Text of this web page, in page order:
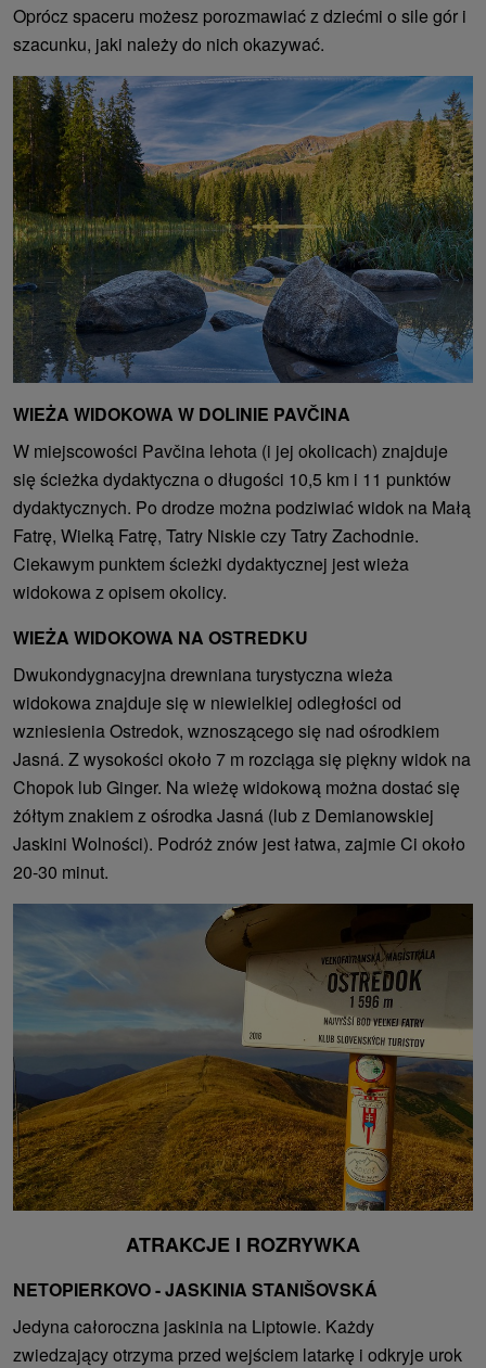
Oprócz spaceru możesz porozmawiać z dziećmi o sile gór i
szacunku, jaki należy do nich okazywać.
WIEŻA WIDOKOWA W DOLINIE PAVČINA
W miejscowości Pavčina lehota (i jej okolicach) znajduje
się ścieżka dydaktyczna o długości 10,5 km i 11 punktów
dydaktycznych. Po drodze można podziwiać widok na Małą
Fatrę, Wielką Fatrę, Tatry Niskie czy Tatry Zachodnie.
Ciekawym punktem ścieżki dydaktycznej jest wieża
widokowa z opisem okolicy.
WIEŻA WIDOKOWA NA OSTREDKU
Dwukondygnacyjna drewniana turystyczna wieża
widokowa znajduje się w niewielkiej odległości od
wzniesienia Ostredok, wznoszącego się nad ośrodkiem
Jasná. Z wysokości około 7 m rozciąga się piękny widok na
Chopok lub Ginger. Na wieżę widokową można dostać się
żółtym znakiem z ośrodka Jasná (lub z Demianowskiej
Jaskini Wolności). Podróż znów jest łatwa, zajmie Ci około
20-30 minut.
ATRAKCJE I ROZRYWKA
NETOPIERKOVO - JASKINIA STANIŠOVSKÁ
Jedyna całoroczna jaskinia na Liptowie. Każdy
zwiedzający otrzyma przed wejściem latarkę i odkryje urok